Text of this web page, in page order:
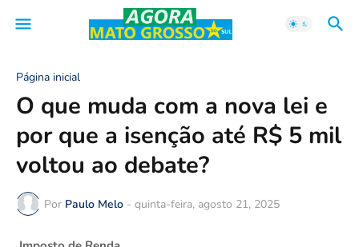
Página inicial
O que muda com a nova lei e
por que a isenção até R$ 5 mil
voltou ao debate?
Por Paulo Melo - quinta-feira, agosto 21, 2025